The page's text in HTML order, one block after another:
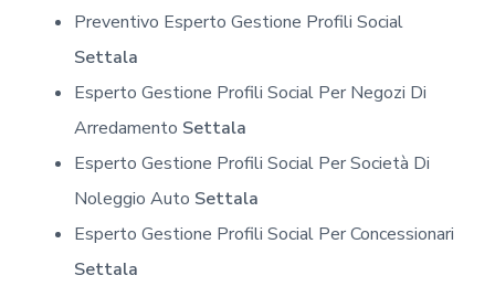
Preventivo Esperto Gestione Profili Social
Settala
Esperto Gestione Profili Social Per Negozi Di
Arredamento Settala
Esperto Gestione Profili Social Per Società Di
Noleggio Auto Settala
Esperto Gestione Profili Social Per Concessionari
Settala